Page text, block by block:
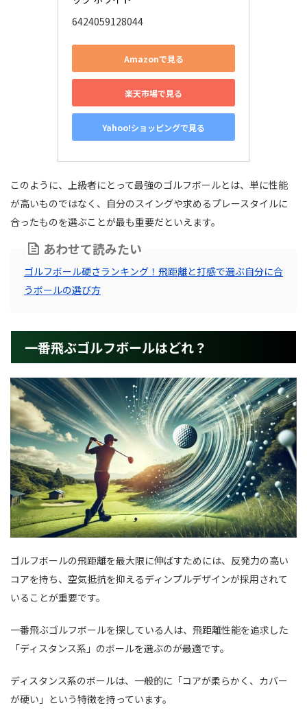
6424059128044
Amazonで見る
楽天市場で見る
Yahoo!ショッピングで見る
このように、上級者にとって最強のゴルフボールとは、単に性能
が高いものではなく、自分のスイングや求めるプレースタイルに
合ったものを選ぶことが最も重要だといえます。
あわせて読みたい
ゴルフボール硬さランキング！飛距離と打感で選ぶ自分に合
うボールの選び方
一番飛ぶゴルフボールはどれ？
ゴルフボールの飛距離を最大限に伸ばすためには、反発力の高い
コアを持ち、空気抵抗を抑えるディンプルデザインが採用されて
いることが重要です。
一番飛ぶゴルフボールを探している人は、飛距離性能を追求した
「ディスタンス系」のボールを選ぶのが最適です。
ディスタンス系のボールは、一般的に「コアが柔らかく、カバー
が硬い」という特徴を持っています。